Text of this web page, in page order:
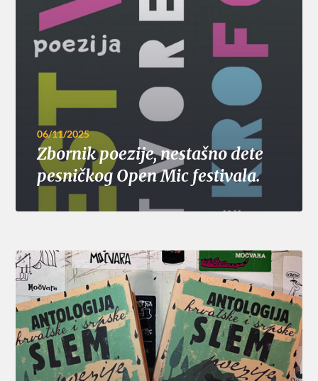
06/11/2025
Zbornik poezije, nestašno dete
pesničkog Open Mic festivala.